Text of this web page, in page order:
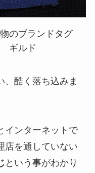
のブランドタグ
ギルド
、酷く落ち込みま
インターネットで
店を通していない
という事がわかり